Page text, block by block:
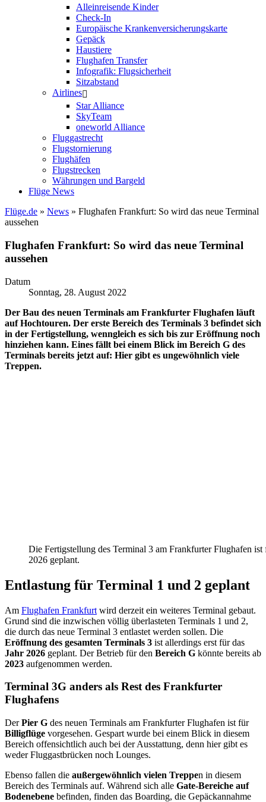
Alleinreisende Kinder
Check-In
Europäische Krankenversicherungskarte
Gepäck
Haustiere
Flughafen Transfer
Infografik: Flugsicherheit
Sitzabstand
Airlines
Star Alliance
SkyTeam
oneworld Alliance
Fluggastrecht
Flugstornierung
Flughäfen
Flugstrecken
Währungen und Bargeld
Flüge News
Flüge.de » News » Flughafen Frankfurt: So wird das neue Terminal
aussehen
Flughafen Frankfurt: So wird das neue Terminal
aussehen
Datum
Sonntag, 28. August 2022
Der Bau des neuen Terminals am Frankfurter Flughafen läuft
auf Hochtouren. Der erste Bereich des Terminals 3 befindet sich
in der Fertigstellung, wenngleich es sich bis zur Eröffnung noch
hinziehen kann. Eines fällt bei einem Blick im Bereich G des
Terminals bereits jetzt auf: Hier gibt es ungewöhnlich viele
Treppen.
Die Fertigstellung des Terminal 3 am Frankfurter Flughafen ist
2026 geplant.
Entlastung für Terminal 1 und 2 geplant
Am Flughafen Frankfurt wird derzeit ein weiteres Terminal gebaut.
Grund sind die inzwischen völlig überlasteten Terminals 1 und 2,
die durch das neue Terminal 3 entlastet werden sollen. Die
Eröffnung des gesamten Terminals 3 ist allerdings erst für das
Jahr 2026 geplant. Der Betrieb für den Bereich G könnte bereits ab
2023 aufgenommen werden.
Terminal 3G anders als Rest des Frankfurter
Flughafens
DerPier G des neuen Terminals am Frankfurter Flughafen ist für
Billigflüge vorgesehen. Gespart wurde bei einem Blick in diesem
Bereich offensichtlich auch bei der Ausstattung, denn hier gibt es
weder Fluggastbrücken noch Lounges.
Ebenso fallen die außergewöhnlich vielen Treppen in diesem
Bereich des Terminals auf. Während sich alle Gate-Bereiche auf
Bodenebene befinden, finden das Boarding, die Gepäckannahme